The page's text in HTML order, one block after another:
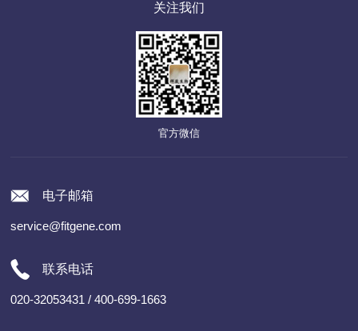
关注我们
官方微信
电子邮箱
service@fitgene.com
联系电话
020-32053431 / 400-699-1663